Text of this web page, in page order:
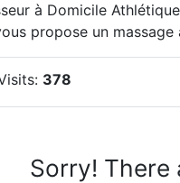
à Domicile
propose un
378
Sorry! There